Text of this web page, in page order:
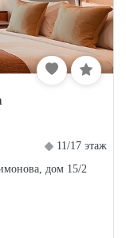
11/17 этаж
дом 15/2